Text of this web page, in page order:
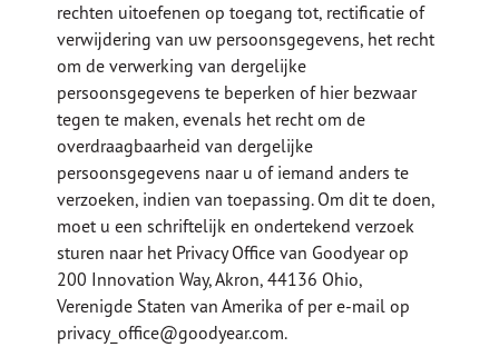
rechten uitoefenen op toegang tot, rectificatie of
verwijdering van uw persoonsgegevens, het recht
om de verwerking van dergelijke
persoonsgegevens te beperken of hier bezwaar
tegen te maken, evenals het recht om de
overdraagbaarheid van dergelijke
persoonsgegevens naar u of iemand anders te
verzoeken, indien van toepassing. Om dit te doen,
moet u een schriftelijk en ondertekend verzoek
sturen naar het Privacy Office van Goodyear op
200 Innovation Way, Akron, 44136 Ohio,
Verenigde Staten van Amerika of per e-mail op
privacy_office@goodyear.com.